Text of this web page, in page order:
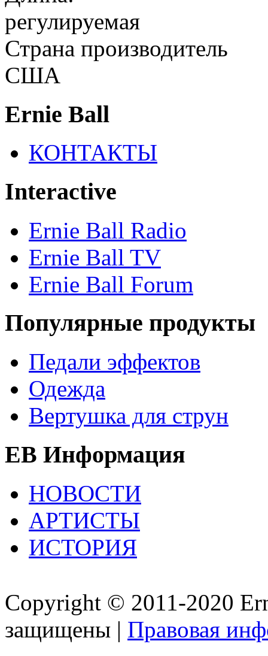
регулируемая
Страна производитель
США
Ernie Ball
КОНТАКТЫ
Interactive
Ernie Ball Radio
Ernie Ball TV
Ernie Ball Forum
Популярные продукты
Педали эффектов
Одежда
Вертушка для струн
EB Информация
НОВОСТИ
АРТИСТЫ
ИСТОРИЯ
Copyright © 2011-2020
защищены | Правовая